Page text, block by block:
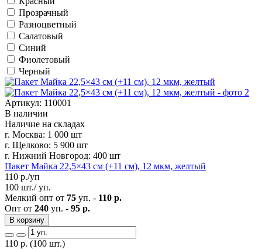
Прозрачный
Разноцветный
Салатовый
Синий
Фиолетовый
Черный
Артикул: 110001
В наличии
Наличие на складах
г. Москва: 1 000 шт
г. Щелково: 5 900 шт
г. Нижний Новгород: 400 шт
Пакет Майка 22,5×43 см (+11 см), 12 мкм, желтый
110 р./уп
100 шт./ уп.
Мелкий опт от 75 уп. - 110 р.
Опт от 240 уп. - 95 р.
В корзину
110 р. (100 шт.)